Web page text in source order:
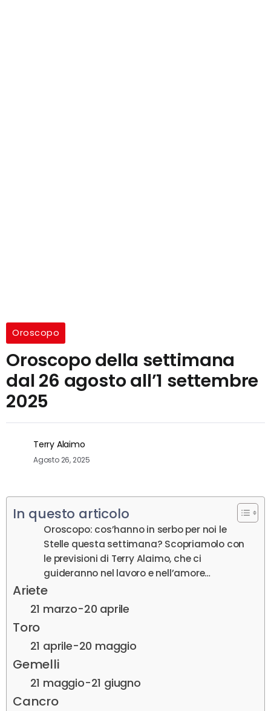
Oroscopo
Oroscopo della settimana
dal 26 agosto all’1 settembre
2025
Terry Alaimo
Agosto 26, 2025
In questo articolo
Oroscopo: cos’hanno in serbo per noi le
Stelle questa settimana? Scopriamolo con
le previsioni di Terry Alaimo, che ci
guideranno nel lavoro e nell’amore…
Ariete
21 marzo-20 aprile
Toro
21 aprile-20 maggio
Gemelli
21 maggio-21 giugno
Cancro